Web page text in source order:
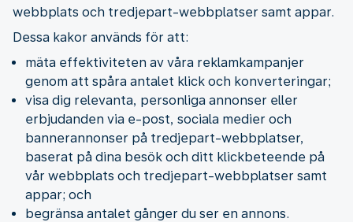
webbplats och tredjepart-webbplatser samt appar.
Dessa kakor används för att:
mäta effektiviteten av våra reklamkampanjer
genom att spåra antalet klick och konverteringar;
visa dig relevanta, personliga annonser eller
erbjudanden via e-post, sociala medier och
bannerannonser på tredjepart-webbplatser,
baserat på dina besök och ditt klickbeteende på
vår webbplats och tredjepart-webbplatser samt
appar; och
begränsa antalet gånger du ser en annons.